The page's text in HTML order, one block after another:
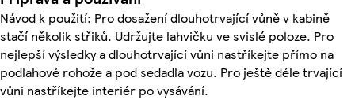
Návod k použití: Pro dosažení dlouhotrvající vůně v kabině
stačí několik střiků. Udržujte lahvičku ve svislé poloze. Pro
nejlepší výsledky a dlouhotrvající vůni nastříkejte přímo na
podlahové rohože a pod sedadla vozu. Pro ještě déle trvající
vůni nastříkejte interiér po vysávání.